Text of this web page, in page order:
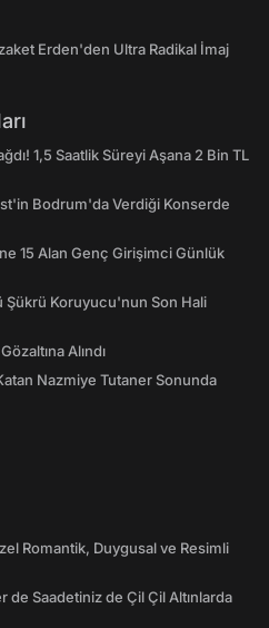
Erden'den Ultra Radikal İmaj
1,5 Saatlik Süreyi Aşana 2 Bin TL
Bodrum'da Verdiği Konserde
15 Alan Genç Girişimci Günlük
Şükrü Koruyucu'nun Son Hali
Alındı
Nazmiye Tutaner Sonunda
Romantik, Duygusal ve Resimli
de Saadetiniz de Çil Çil Altınlarda